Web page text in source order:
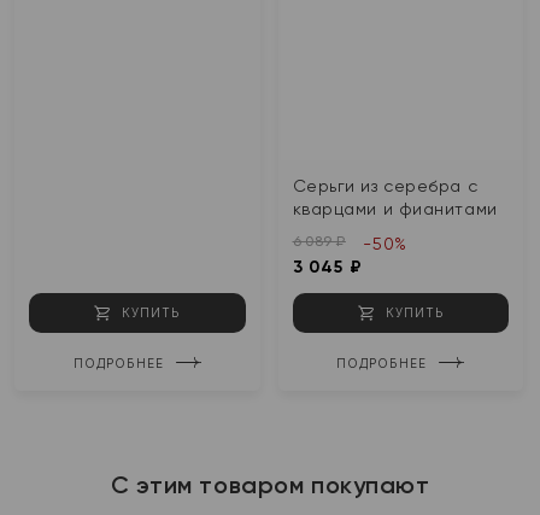
КУПИТЬ
ПОДРОБНЕЕ
Серьги из серебра с
кварцами и фианитами
6 089 ₽
3 045 ₽
-50%
КУПИТЬ
ПОДРОБНЕЕ
С этим товаром покупают